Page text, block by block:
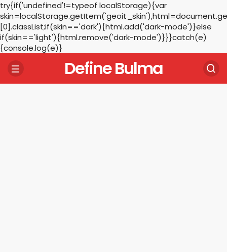
try{if('undefined'!=typeof localStorage){var
[0].classList;if(skin=='dark'){html.add('dark-mode')}else
if(skin=='light'){html.remove('dark-mode')}}}catch(e)
{console.log(e)}
Define Bulma